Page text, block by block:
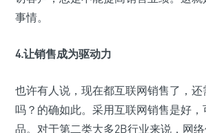
事情。
4.让销售成为驱动力
也许有人说，现在都互联网销售了，还
吗？的确如此。采用互联网销售是好
品。对于第二类大多2B行业来说，网